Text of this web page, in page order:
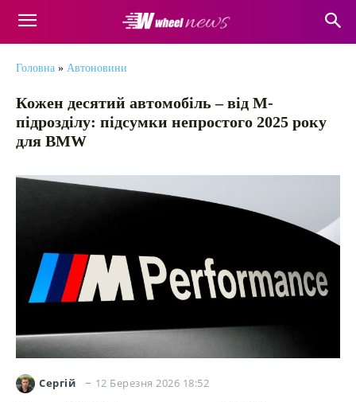
Головна » Автоновини
Кожен десятий автомобіль – від M-
підрозділу: підсумки непростого 2025 року
для BMW
Сергій 12 Березня 2026 18:52